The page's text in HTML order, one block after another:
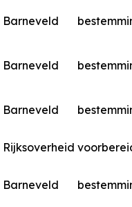
Barneveld
Barneveld
Barneveld
Rijksoverheid
Barneveld